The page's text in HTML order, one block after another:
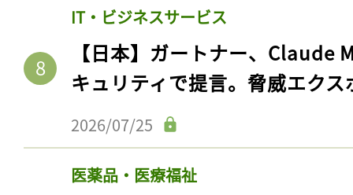
IT・ビジネスサービス
【日本】ガートナー、Claude
キュリティで提言。脅威エク
2026/07/25
医薬品・医療福祉